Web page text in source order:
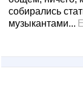
собирались
музыкантами...